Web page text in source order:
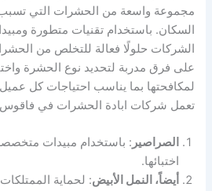
مجموعة واسعة من الحشرات التي
السكان. باستخدام تقنيات متطورة
الشركات حلولًا فعالة للتخلص من
على فرق مدربة لتحديد نوع الحشرة
لمكافحتها بما يناسب احتياجات كل
تعمل شركات ابادة الحشرات في
الصراصير : باستخدام مبيدات
اختبائها.
أيضاً، النمل الأبيض: لحماية